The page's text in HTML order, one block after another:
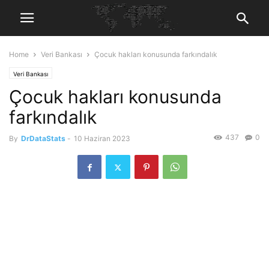
Home Veri Bankası Çocuk hakları konusunda farkındalık
Veri Bankası
Çocuk hakları konusunda
farkındalık
By DrDataStats - 10 Haziran 2023 0
437